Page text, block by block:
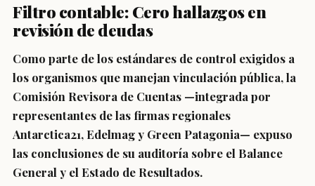
Filtro contable: Cero hallazgos en
revisión de deudas
Como parte de los estándares de control exigidos a
los organismos que manejan vinculación pública, la
Comisión Revisora de Cuentas —integrada por
representantes de las firmas regionales
Antarctica21, Edelmag y Green Patagonia— expuso
las conclusiones de su auditoría sobre el Balance
General y el Estado de Resultados.